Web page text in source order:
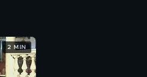
a
2 MIN